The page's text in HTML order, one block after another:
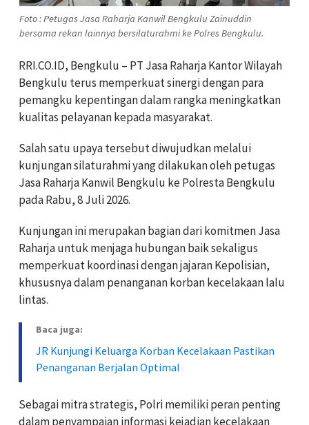
Foto : Petugas Jasa Raharja Kanwil Bengkulu Zainuddin
bersama rekan lainnya bersilaturahmi ke Polres Bengkulu.
RRI.CO.ID, Bengkulu – PT Jasa Raharja Kantor Wilayah
Bengkulu terus memperkuat sinergi dengan para
pemangku kepentingan dalam rangka meningkatkan
kualitas pelayanan kepada masyarakat.
Salah satu upaya tersebut diwujudkan melalui
kunjungan silaturahmi yang dilakukan oleh petugas
Jasa Raharja Kanwil Bengkulu ke Polresta Bengkulu
pada Rabu, 8 Juli 2026.
Kunjungan ini merupakan bagian dari komitmen Jasa
Raharja untuk menjaga hubungan baik sekaligus
memperkuat koordinasi dengan jajaran Kepolisian,
khususnya dalam penanganan korban kecelakaan lalu
lintas.
Baca juga:
JR Kunjungi Keluarga Korban Kecelakaan Pastikan
Penanganan Berjalan Optimal
Sebagai mitra strategis, Polri memiliki peran penting
dalam penyampaian informasi kejadian kecelakaan